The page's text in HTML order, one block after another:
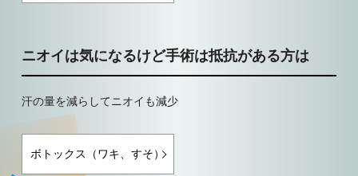
ニオイは気になるけど手術は抵抗がある方は
汗の量を減らしてニオイも減少
ボトックス（ワキ、すそ）